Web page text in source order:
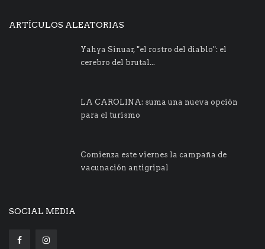
ARTÍCULOS ALEATORIAS
Yahya Sinuar, "el rostro del diablo": el
cerebro del brutal...
LA CAROLINA: suma una nueva opción
para el turismo
Comienza este viernes la campaña de
vacunación antigripal
SOCIAL MEDIA